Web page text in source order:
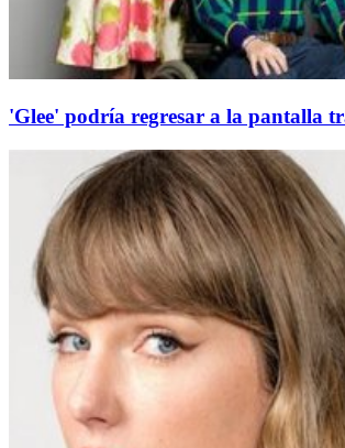
'Glee' podría regresar a la pantalla